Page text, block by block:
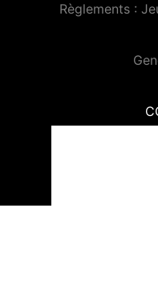
Règlements :